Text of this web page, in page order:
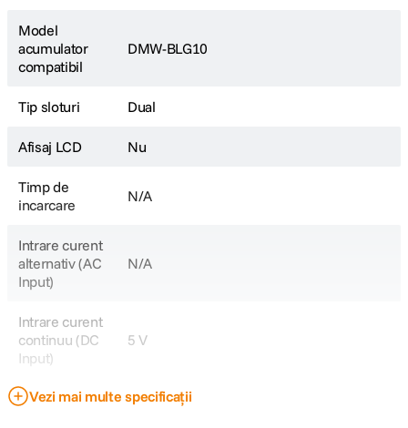
Model
acumulator
compatibil
DMW-BLG10
Tip sloturi Dual
Afisaj LCD Nu
Timp de
incarcare
N/A
Intrare curent
alternativ (AC
Input)
N/A
Intrare curent
continuu (DC
Input)
5 V
Port USB Da
Vezi mai multe specificații